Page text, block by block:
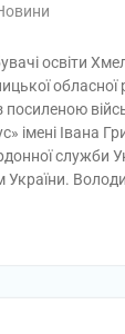
освіти
посиленою
імені Івана
служби
України.